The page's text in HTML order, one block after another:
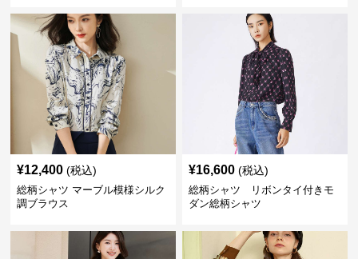
¥12,400 (税込)
総柄シャツ マーブル模様シルク
調ブラウス
¥16,600 (税込)
総柄シャツ リボンタイ付きモ
ダン総柄シャツ